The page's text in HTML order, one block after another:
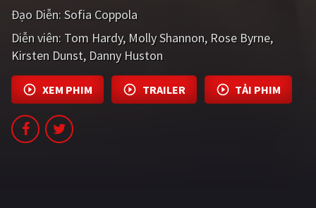
Đạo Diễn: Sofia Coppola
Diễn viên: Tom Hardy Molly Shannon Rose Byrne
Kirsten Dunst Danny Huston
XEM PHIM TRAILER TẢI PHIM